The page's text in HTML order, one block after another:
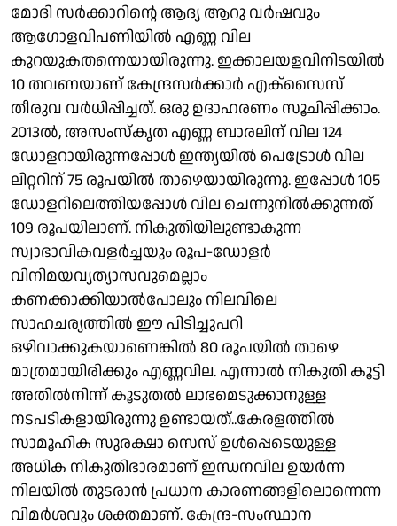
മോദി സര്‍ക്കാറിന്റെ ആദ്യ ആറു വര്‍ഷവും
ആഗോളവിപണിയില്‍ എണ്ണ വില
കുറയുകതന്നെയായിരുന്നു. ഇക്കാലയളവിനിടയില്‍
10 തവണയാണ് കേന്ദ്രസര്‍ക്കാര്‍ എക്‌സൈസ്
തീരുവ വര്‍ധിപ്പിച്ചത്. ഒരു ഉദാഹരണം സൂചിപ്പിക്കാം.
2013ല്‍, അസംസ്‌കൃത എണ്ണ ബാരലിന് വില 124
ഡോളറായിരുന്നപ്പോള്‍ ഇന്ത്യയില്‍ പെട്രോള്‍ വില
ലിറ്ററിന് 75 രൂപയില്‍ താഴെയായിരുന്നു. ഇപ്പോള്‍ 105
ഡോളറിലെത്തിയപ്പോള്‍ വില ചെന്നുനില്‍ക്കുന്നത്
109 രൂപയിലാണ്. നികുതിയിലുണ്ടാകുന്ന
സ്വാഭാവികവളര്‍ച്ചയും രൂപ-ഡോളര്‍
വിനിമയവ്യത്യാസവുമെല്ലാം
കണക്കാക്കിയാല്‍പോലും നിലവിലെ
സാഹചര്യത്തില്‍ ഈ പിടിച്ചുപറി
ഒഴിവാക്കുകയാണെങ്കില്‍ 80 രൂപയില്‍ താഴെ
മാത്രമായിരിക്കും എണ്ണവില. എന്നാല്‍ നികുതി കൂട്ടി
അതില്‍നിന്ന് കൂടുതല്‍ ലാഭമെടുക്കാനുള്ള
നടപടികളായിരുന്നു ഉണ്ടായത്..കേരളത്തില്‍
സാമൂഹിക സുരക്ഷാ സെസ് ഉള്‍പ്പെടെയുള്ള
അധിക നികുതിഭാരമാണ് ഇന്ധനവില ഉയര്‍ന്ന
നിലയില്‍ തുടരാന്‍ പ്രധാന കാരണങ്ങളിലൊന്നെന്ന
വിമര്‍ശവും ശക്തമാണ്. കേന്ദ്ര-സംസ്ഥാന